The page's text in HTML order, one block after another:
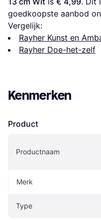
goedkoopste aanbod
Vergelijk:
Rayher Kunst en
Rayher Doe-het-zelf
Kenmerken
Product
Productnaam
Merk
Type